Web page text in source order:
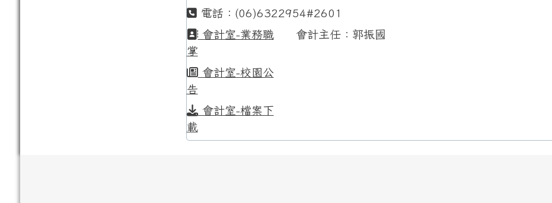
電話：(06)6322954#2601
會計室-業務職
掌
會計室-校園公
告
會計室-檔案下
載
會計主任：郭振國